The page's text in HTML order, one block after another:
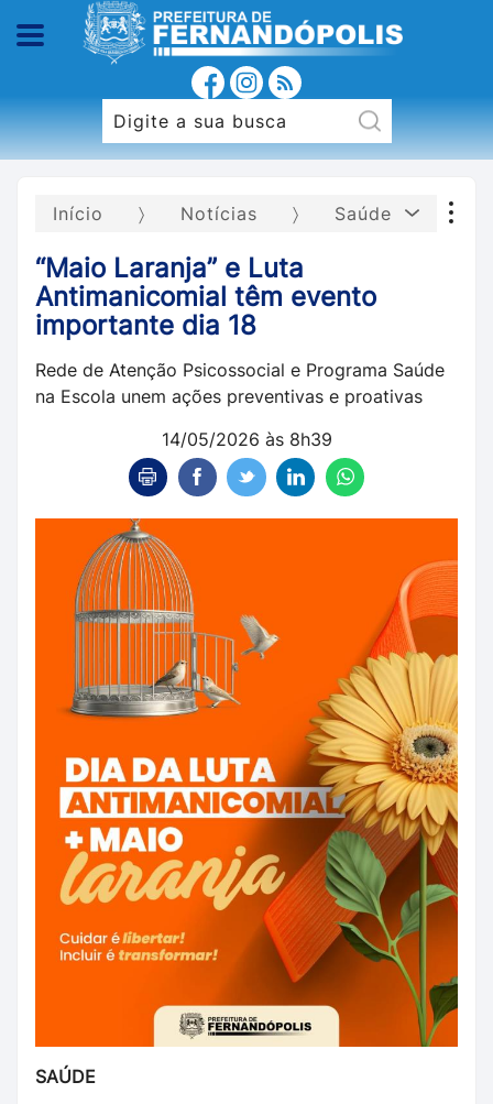
Início Notícias Saúde
“Maio Laranja” e Luta
Antimanicomial têm evento
importante dia 18
Rede de Atenção Psicossocial e Programa Saúde
na Escola unem ações preventivas e proativas
14/05/2026 às 8h39
SAÚDE